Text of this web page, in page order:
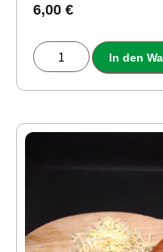
6,00 €
In den